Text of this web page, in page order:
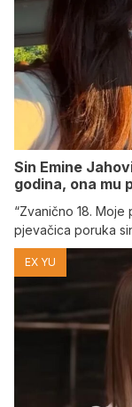
Sin Emine
godina, ona mu
“Zvanično 18.
pjevačica poruka
EX YU